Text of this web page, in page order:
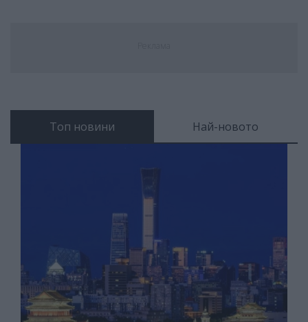
Топ новини Най-новото